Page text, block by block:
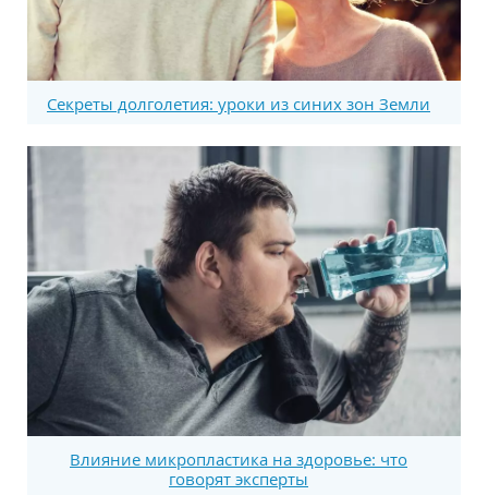
Секреты долголетия: уроки из синих зон Земли
Влияние микропластика на здоровье: что
говорят эксперты